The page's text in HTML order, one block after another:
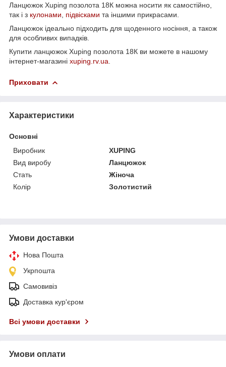
Ланцюжок Xuping позолота 18К можна носити як самостійно,
так і з кулонами підвісками та іншими прикрасами.
Ланцюжок ідеально підходить для щоденного носіння, а також
для особливих випадків.
Купити ланцюжок Xuping позолота 18К ви можете в нашому
інтернет-магазині xuping.rv.ua
Приховати
Характеристики
Основні
Виробник
XUPING
Вид виробу
Ланцюжок
Стать
Жіноча
Колір
Золотистий
Умови доставки
Нова Пошта
Укрпошта
Самовивіз
Доставка кур'єром
Всі умови доставки
Умови оплати